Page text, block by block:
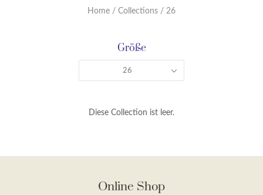
Home / Collections / 26
Größe
26
Diese Collection ist leer.
Online Shop